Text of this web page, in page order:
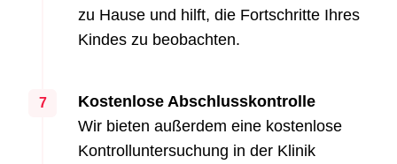
zu Hause und hilft, die Fortschritte Ihres
Kindes zu beobachten.
7
Kostenlose Abschlusskontrolle
Wir bieten außerdem eine kostenlose
Kontrolluntersuchung in der Klinik